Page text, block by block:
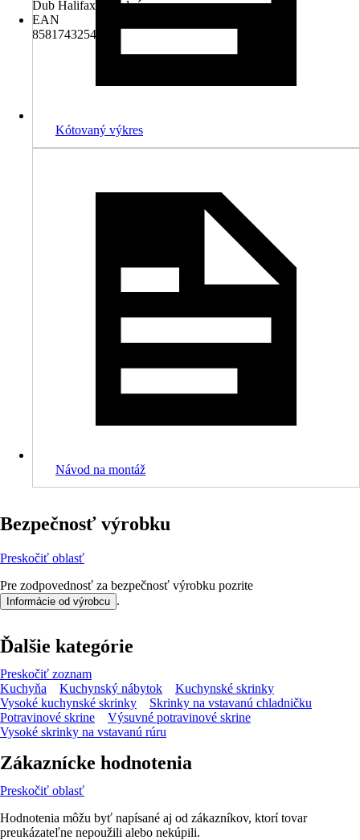
Dub Halifax prírodný
EAN
8581743254896
Kótovaný výkres
Návod na montáž
Bezpečnosť výrobku
Preskočiť oblasť
Pre zodpovednosť za bezpečnosť výrobku pozrite
Informácie od výrobcu .
Ďalšie kategórie
Preskočiť zoznam
Kuchyňa
Kuchynský nábytok
Kuchynské skrinky
Vysoké kuchynské skrinky
Skrinky na vstavanú chladničku
Potravinové skrine
Výsuvné potravinové skrine
Vysoké skrinky na vstavanú rúru
Zákaznícke hodnotenia
Preskočiť oblasť
Hodnotenia môžu byť napísané aj od zákazníkov, ktorí tovar
preukázateľne nepoužili alebo nekúpili.